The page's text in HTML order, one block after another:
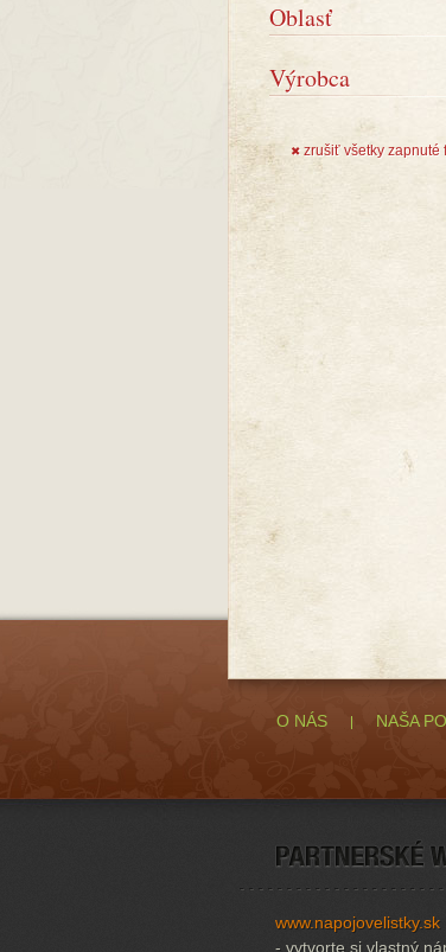
Oblasť
Výrobca
✖ zrušiť všetky zapnuté
O NÁS NAŠA
www.napojovelistky.sk
- vytvorte si vlastný